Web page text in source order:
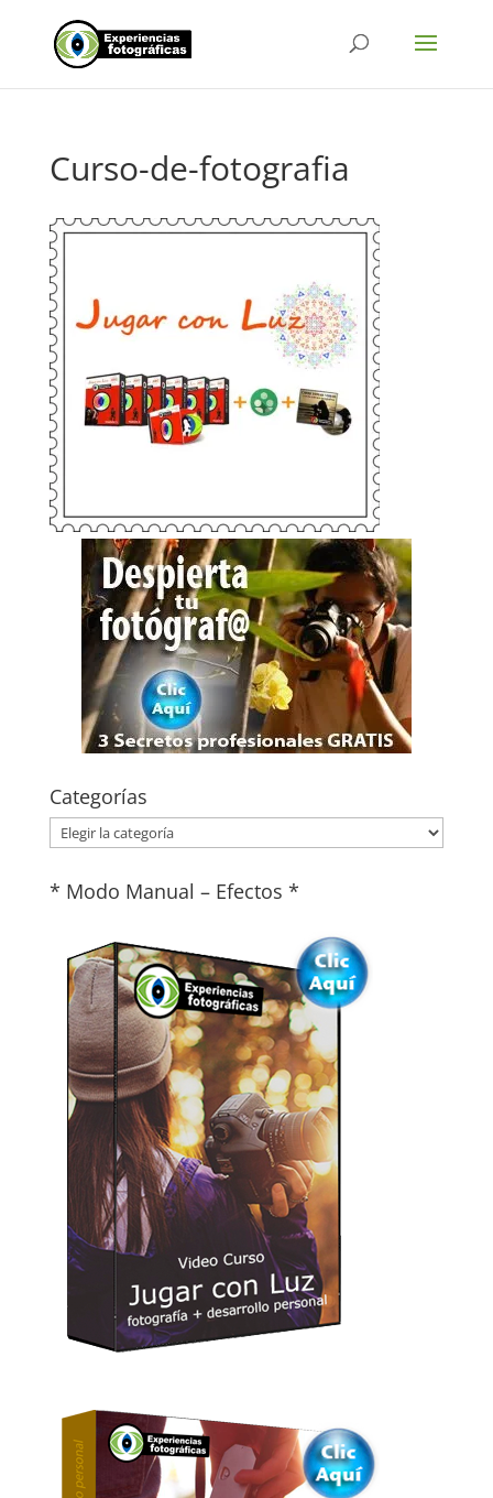
Curso-de-fotografia
Categorías
Categorías
* Modo Manual – Efectos *